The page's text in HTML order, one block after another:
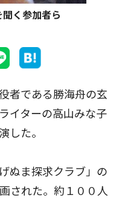
く参加者ら
者である勝海舟の玄
イターの高山みな子
した。
ぬま探求クラブ」の
された。約１００人